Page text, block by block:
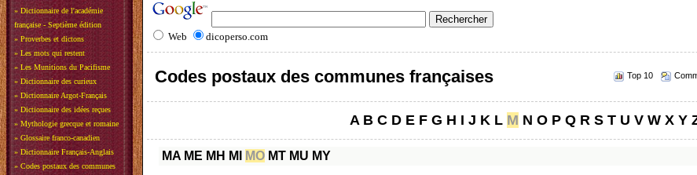
» Dictionnaire de l'académie
française - Septième édition
» Proverbes et dictons
» Les mots qui restent
» Les Munitions du Pacifisme
» Dictionnaire des curieux
» Dictionnaire Argot-Français
» Dictionnaire des idées reçues
» Mythologie grecque et romaine
» Glossaire franco-canadien
» Dictionnaire Français-Anglais
» Codes postaux des communes
Web dicoperso.com
Codes postaux des communes françaises Top 10
A B C D E F G H I J K L M N O P Q R S T U V W X Y
MA ME MH MI MO MT MU MY